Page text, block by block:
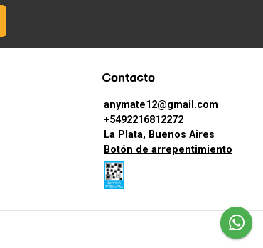
Contacto
anymate12@gmail.com
+5492216812272
La Plata, Buenos Aires
Botón de arrepentimiento